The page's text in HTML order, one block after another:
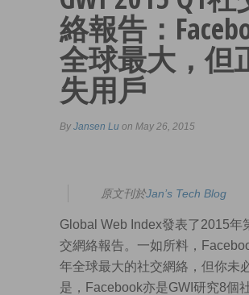
絡報告：
全球最大，但
失用戶
By Jansen Lu on May 26, 2015
原文刊於Jan’s Tech Blog
Global Web Index發表了2015年
交網絡報告。一如所料，
年全球最大的社交網絡，但你未
是，Facebook亦是GWI研究8個